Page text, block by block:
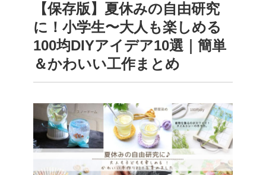
【保存版】夏休みの自由研究
に！小学生〜大人も楽しめる
100均DIYアイデア10選｜簡単
＆かわいい工作まとめ